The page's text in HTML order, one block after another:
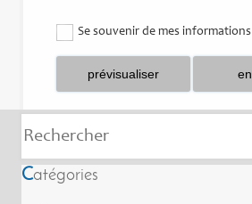
Se souvenir de mes informations
Catégories